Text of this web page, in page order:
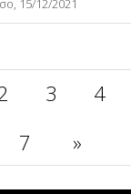
3 4
7
»